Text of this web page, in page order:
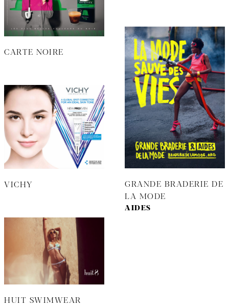
CARTE NOIRE
GRANDE BRADERIE DE
LA MODE
AIDES
VICHY
HUIT SWIMWEAR